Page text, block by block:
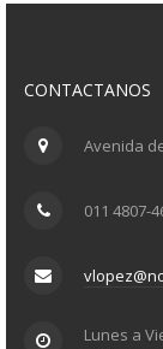
CONTACTANOS
Avenida
011 4807-
Lunes a